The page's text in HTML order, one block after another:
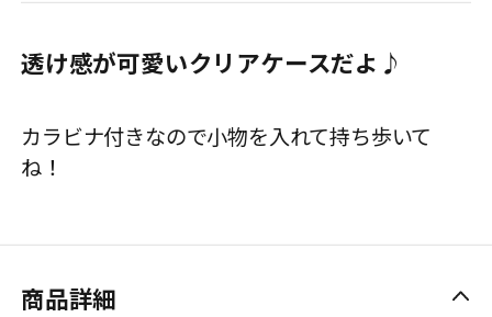
透け感が可愛いクリアケースだよ♪
カラビナ付きなので小物を入れて持ち歩いて
ね！
商品詳細